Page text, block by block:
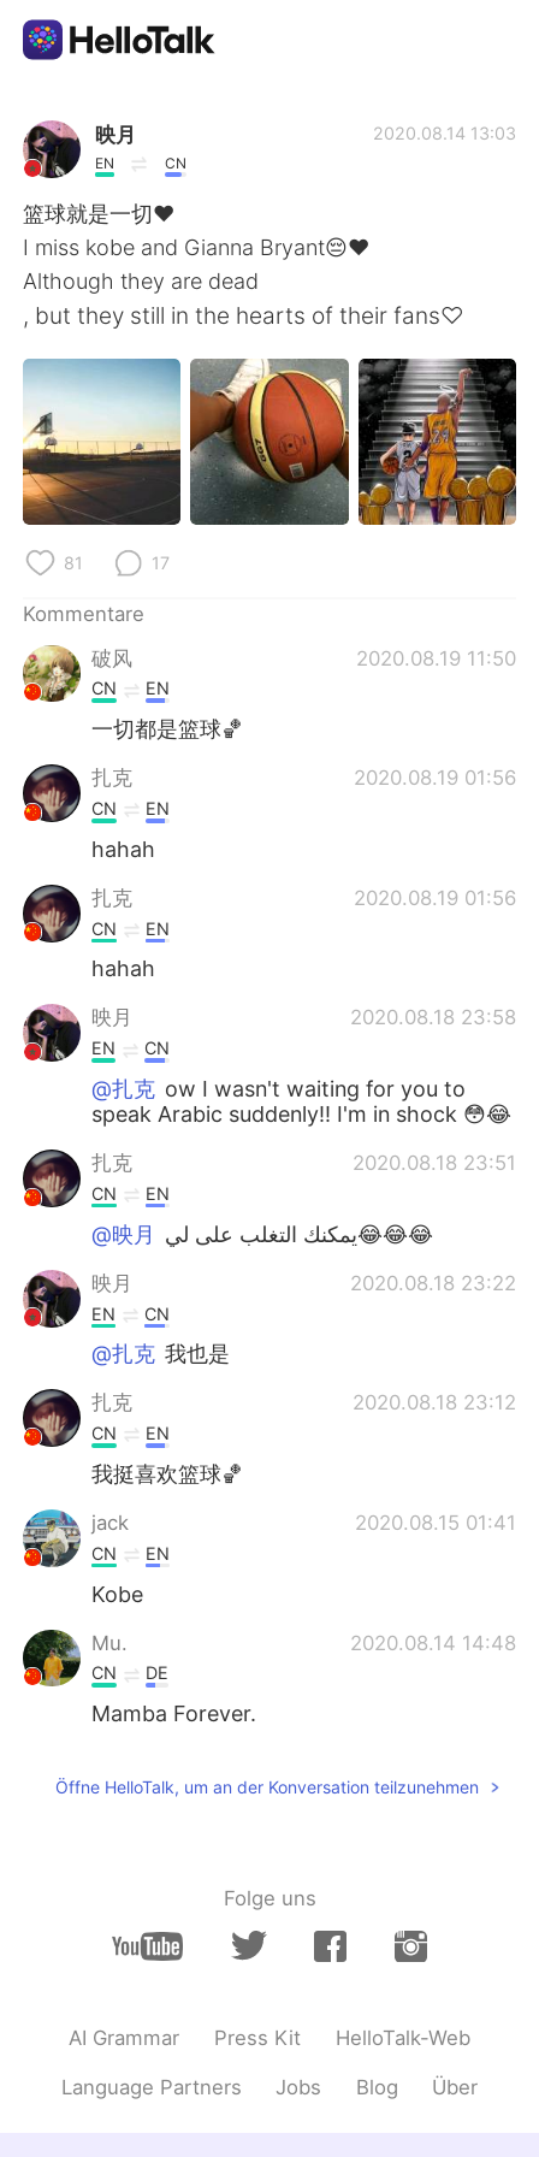
Sprachaustausch-App
AI Grammar Checker
Deutsch
English 简体中文
繁體中文 Español
العربية Français
Русский
Indonesia
Türkçe Tiếng Việt
Português
映月
EN CN
2020.08.14 13:03
篮球就是一切♥️
I miss kobe and Gianna Bryant😔❤
Although they are dead
, but they still in the hearts of their fans♡
81 17
Kommentare
破风
2020.08.19 11:50
CN EN
一切都是篮球🏀
扎克 2020.08.19 01:56
CN EN
hahah
扎克 2020.08.19 01:56
CN EN
hahah
映月 2020.08.18 23:58
EN CN
@扎克 ow I wasn't waiting for you to
speak Arabic suddenly!! I'm in shock 😳😂
扎克 2020.08.18 23:51
CN EN
@映月 يمكنك التغلب على لي😂😂😂
映月 2020.08.18 23:22
EN CN
@扎克 我也是
扎克 2020.08.18 23:12
CN EN
我挺喜欢篮球🏀
jack 2020.08.15 01:41
CN EN
Kobe
Mu. 2020.08.14 14:48
CN DE
Mamba Forever.
EN CN
We will love Kobe forever he's a legend ❤
EN CN
thank you for the advice~
Öffne HelloTalk, um an der Konversation teilzunehmen
Folge uns
AI Grammar Press Kit HelloTalk-Web
Language Partners Jobs Blog Über